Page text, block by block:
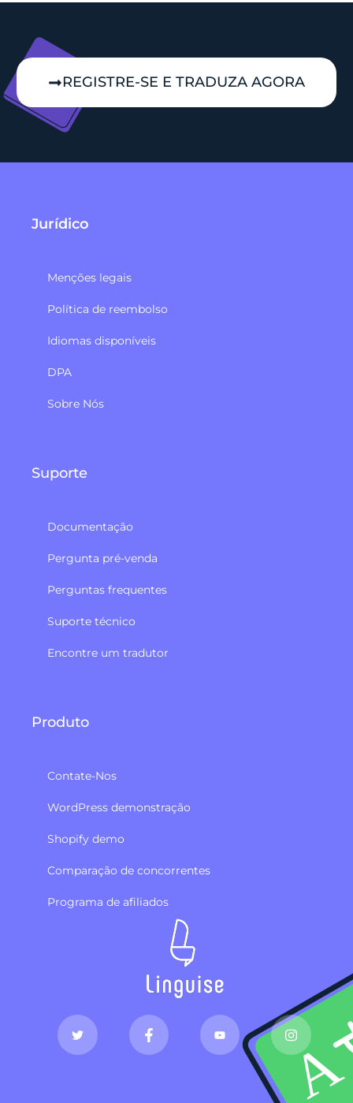
REGISTRE-SE E TRADUZA AGORA
Jurídico
Menções legais
Política de reembolso​
Idiomas disponíveis
DPA
Sobre Nós
Suporte
Documentação
Pergunta pré-venda
Perguntas frequentes
Suporte técnico
Encontre um tradutor
Produto
Contate-Nos
WordPress demonstração
Shopify demo
Comparação de concorrentes
Programa de afiliados